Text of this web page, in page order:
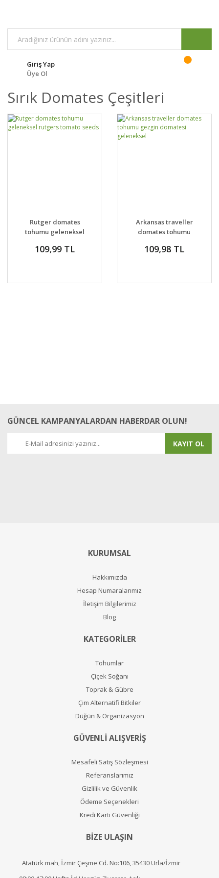
Giriş Yap
Üye Ol
Sırık Domates Çeşitleri
DETAYLAR SEPETE EKLE
Rutger domates
tohumu geleneksel
109,99 TL
DETAYLAR
VER
Arkansas traveller
domates tohumu
geleneksel
109,98 TL
GÜNCEL KAMPANYALARDAN HABERDAR OLUN!
KAYIT OL
KURUMSAL
Hakkımızda
Hesap Numaralarımız
İletişim Bilgilerimiz
Blog
KATEGORİLER
Tohumlar
Çiçek Soğanı
Toprak & Gübre
Çim Alternatifi Bitkiler
Düğün & Organizasyon
GÜVENLİ ALIŞVERİŞ
Mesafeli Satış Sözleşmesi
Referanslarımız
Gizlilik ve Güvenlik
Ödeme Seçenekleri
Kredi Kartı Güvenliği
BİZE ULAŞIN
Atatürk mah, İzmir Çeşme Cd. No:106, 35430 Urla/İzmir